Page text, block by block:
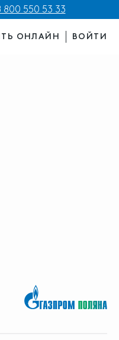
800 550 53 33
ОНЛАЙН ВОЙТИ